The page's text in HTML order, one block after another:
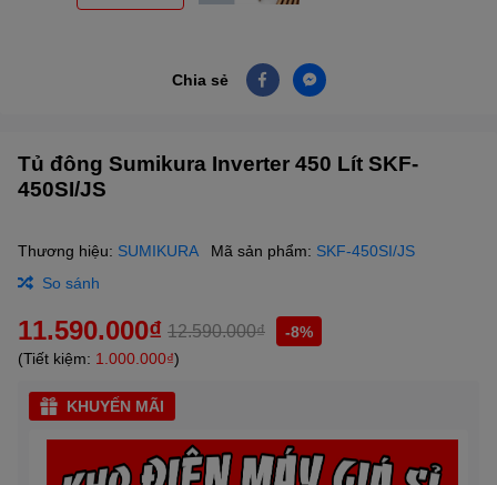
Chia sẻ
Tủ đông Sumikura Inverter 450 Lít SKF-
450SI/JS
Thương hiệu: SUMIKURA Mã sản phẩm: SKF-450SI/JS
So sánh
11.590.000₫ 12.590.000₫
-8%
(Tiết kiệm: 1.000.000₫)
KHUYẾN MÃI